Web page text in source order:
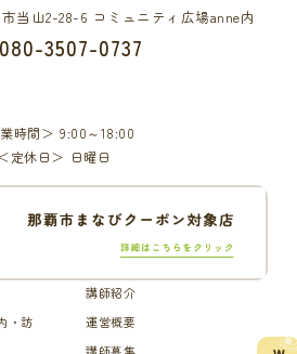
当山2-28-6 コミュニティ広場anne内
080-3507-0737
時間
9:00～18:00
定休日
日曜日
・訪
講師紹介
運営概要